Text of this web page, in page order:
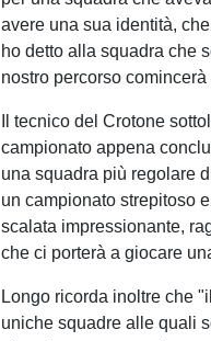
avere una sua identità,
ho detto alla squadra che
nostro percorso
Il tecnico del Crotone
campionato appena
una squadra più regolare
un campionato strepitoso
scalata impressionante,
che ci porterà a giocare
Longo ricorda inoltre che
uniche squadre alle quali